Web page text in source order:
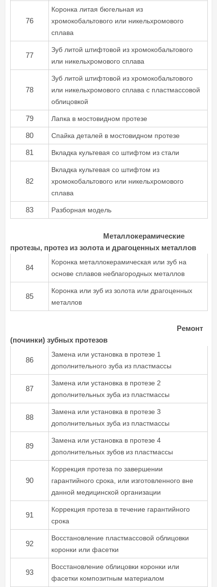
76
Коронка литая бюгельная из
хромокобальтового или никельхромового
сплава
77
Зуб литой штифтовой из хромокобальтового
или никельхромового сплава
78
Зуб литой штифтовой из хромокобальтового
или никельхромового сплава с пластмассовой
облицовкой
79 Лапка в мостовидном протезе
80 Спайка деталей в мостовидном протезе
81 Вкладка культевая со штифтом из стали
82
Вкладка культевая со штифтом из
хромокобальтового или никельхромового
сплава
83 Разборная модель
Металлокерамические
протезы, протез из золота и драгоценных металлов
84
Коронка металлокерамическая или зуб на
основе сплавов неблагородных металлов
85
Коронка или зуб из золота или драгоценных
металлов
Ремонт
(починки) зубных протезов
86
Замена или установка в протезе 1
дополнительного зуба из пластмассы
87
Замена или установка в протезе 2
дополнительных зуба из пластмассы
88
Замена или установка в протезе 3
дополнительных зуба из пластмассы
89
Замена или установка в протезе 4
дополнительных зубов из пластмассы
90
Коррекция протеза по завершении
гарантийного срока, или изготовленного вне
данной медицинской организации
91
Коррекция протеза в течение гарантийного
срока
92
Восстановление пластмассовой облицовки
коронки или фасетки
93
Восстановление облицовки коронки или
фасетки композитным материалом